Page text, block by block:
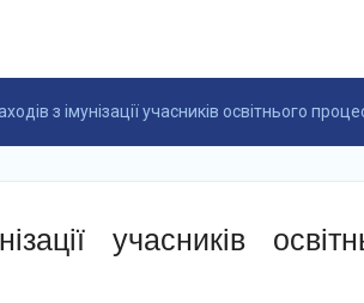
з імунізації учасників освітнього
учасників